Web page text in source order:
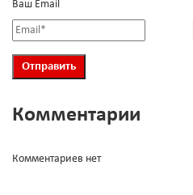
Ваш Email
Комментарии
Комментариев нет